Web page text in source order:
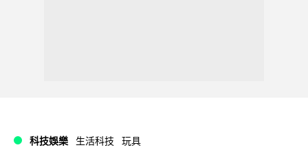
科技娛樂 生活科技 玩具